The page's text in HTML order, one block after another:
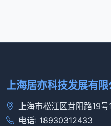
上海居亦科技发展有限
上海市松江区茸阳路19号
电话: 18930312433